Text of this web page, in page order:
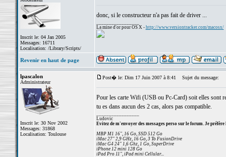
Inscrit le: 04 Jan 2005
Messages: 16711
Localisation: /Library/Scripts/
donc, si le constructeur n'a pas fait de driver ...
La mine d'or pour OS X - http://www.versiontracker.com/macosx/
Revenir en haut de page
lpascalon
Administrateur
Inscrit le: 30 Nov 2002
Messages: 31868
Localisation: Toulouse
Post� le: Dim 17 Juin 2007 à 8:41 Sujet du message:
Pour les carte Wifi (USB ou Pc-Card) soit elles sont
tu es dans aucun des 2 cas, alors pas compatible.
Ludovic
Evitez de m'envoyer des messages perso sur le forum. Je préfère
MBP M1 16", 16 Go, SSD 512 Go
iMac 27" 2,9 GHz, 16 Go, 3 To FusionDrive
iMac G4 24" 1,6 Ghz, 1 Go, SuperDrive
iPhone 12 mini 128 Go
iPad Pro 11", iPad mini Cellular...